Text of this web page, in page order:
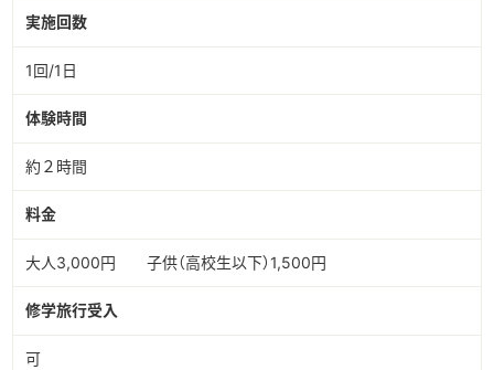
実施回数
1回/1日
体験時間
約２時間
料金
大人3,000円 子供（高校生以下）1,500円
修学旅行受入
可